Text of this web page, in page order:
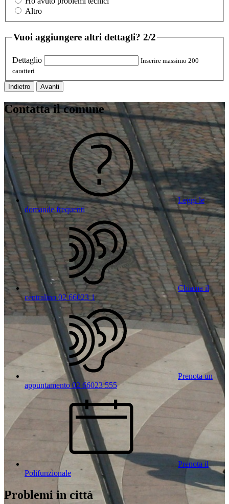
Altro
Vuoi aggiungere altri dettagli? 2/2
Dettaglio
Inserire massimo 200
caratteri
Indietro Avanti
Contatta il comune
Leggi le
domande frequenti
Chiama il
centralino 02 66023 1
Prenota un
appuntamento 02 66023 555
Prenota il
Polifunzionale
Problemi in città